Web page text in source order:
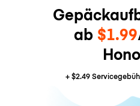
ab $1.99
+$2.49